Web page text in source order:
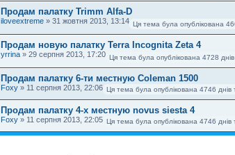
Продам палатку Trimm Alfa-D
iloveextreme » 31 жовтня 2013, 13:14 Ця тема була опублікована
Продам новую палатку Terra Incognita Zeta 4
yrrina » 29 серпня 2013, 17:20 Ця тема була опублікована 4728
Продам палатку 6-ти местную Coleman 1500
Foxy » 11 серпня 2013, 22:06 Ця тема була опублікована 4746 днів
Продам палатку 4-х местную novus siesta 4
Foxy » 11 серпня 2013, 22:05 Ця тема була опублікована 4746 днів